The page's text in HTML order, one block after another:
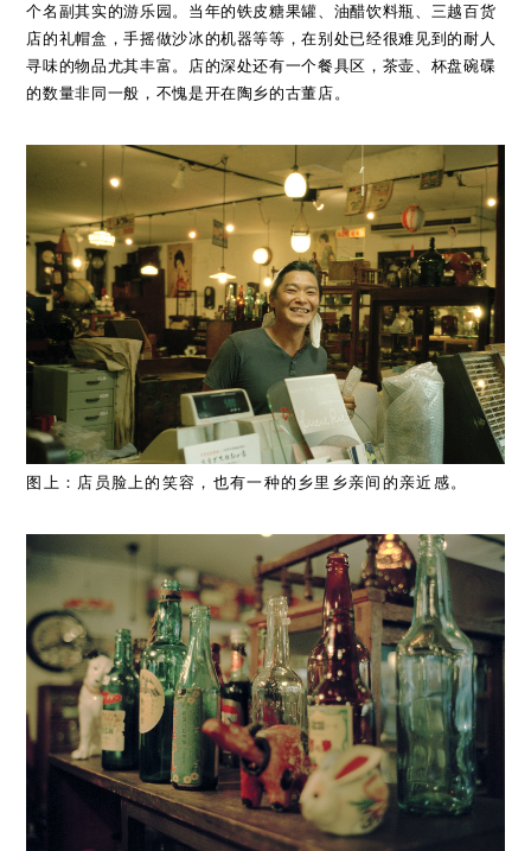
个名副其实的游乐园。当年的铁皮糖果罐、油醋饮料瓶、三越百货
店的礼帽盒，手摇做沙冰的机器等等，在别处已经很难见到的耐人
寻味的物品尤其丰富。店的深处还有一个餐具区，茶壶、杯盘碗碟
的数量非同一般，不愧是开在陶乡的古董店。
图上：店员脸上的笑容，也有一种的乡里乡亲间的亲近感。